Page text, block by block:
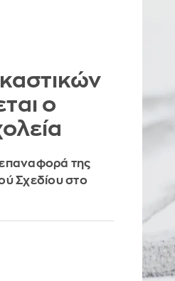
ο
της
Σχεδίου στο